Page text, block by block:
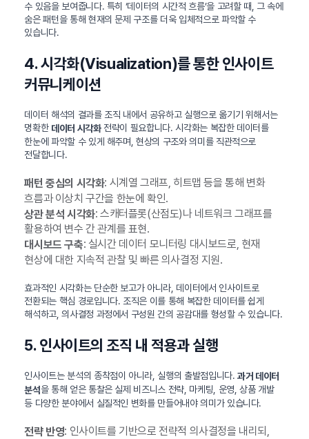
수 있음을 보여줍니다. 특히 ‘데이터의 시간적 흐름’을 고려할 때, 그 속에
숨은 패턴을 통해 현재의 문제 구조를 더욱 입체적으로 파악할 수
있습니다.
4. 시각화(Visualization)를 통한 인사이트
커뮤니케이션
데이터 해석의 결과를 조직 내에서 공유하고 실행으로 옮기기 위해서는
명확한 데이터 시각화전략이 필요합니다. 시각화는 복잡한 데이터를
한눈에 파악할 수 있게 해주며, 현상의 구조와 의미를 직관적으로
전달합니다.
패턴 중심의 시각화: 시계열 그래프, 히트맵 등을 통해 변화
흐름과 이상치 구간을 한눈에 확인.
상관 분석 시각화: 스캐터플롯(산점도)나 네트워크 그래프를
활용하여 변수 간 관계를 표현.
대시보드 구축: 실시간 데이터 모니터링 대시보드로, 현재
현상에 대한 지속적 관찰 및 빠른 의사결정 지원.
효과적인 시각화는 단순한 보고가 아니라, 데이터에서 인사이트로
전환되는 핵심 경로입니다. 조직은 이를 통해 복잡한 데이터를 쉽게
해석하고, 의사결정 과정에서 구성원 간의 공감대를 형성할 수 있습니다.
5. 인사이트의 조직 내 적용과 실행
인사이트는 분석의 종착점이 아니라, 실행의 출발점입니다.과거 데이터
분석을 통해 얻은 통찰은 실제 비즈니스 전략, 마케팅, 운영, 상품 개발
등 다양한 분야에서 실질적인 변화를 만들어내야 의미가 있습니다.
전략 반영: 인사이트를 기반으로 전략적 의사결정을 내리되,